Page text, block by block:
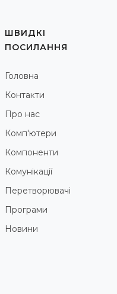
ШВИДКІ
ПОСИЛАННЯ
Головна
Контакти
Про нас
Комп'ютери
Компоненти
Комунікації
Перетворювачі
Програми
Новини